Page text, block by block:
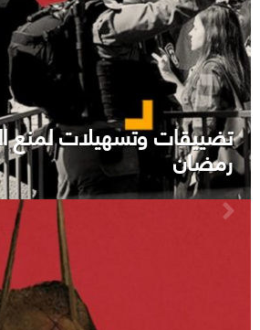
تضييقات وتسهيلات لمنع
رمضان